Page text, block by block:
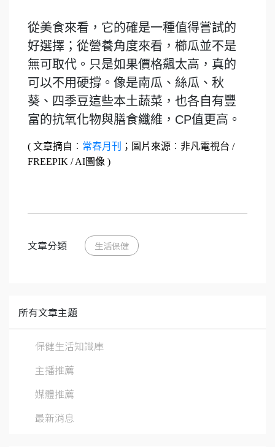
從美食來看，它的確是一種值得嘗試的
好選擇；從營養角度來看，櫛瓜並不是
無可取代。只是如果價格飆太高，真的
可以不用硬撐。像是南瓜、絲瓜、秋
葵、四季豆這些本土蔬菜，也各自有豐
富的抗氧化物與膳食纖維，CP值更高。
( 文章摘自 ︰ 常春月刊 ；圖片來源 ︰ 非凡電視台 /
FREEPIK / AI圖像 )
文章分類 生活保健
所有文章主題
保健生活知識庫
主播推薦
媒體推薦
最新消息